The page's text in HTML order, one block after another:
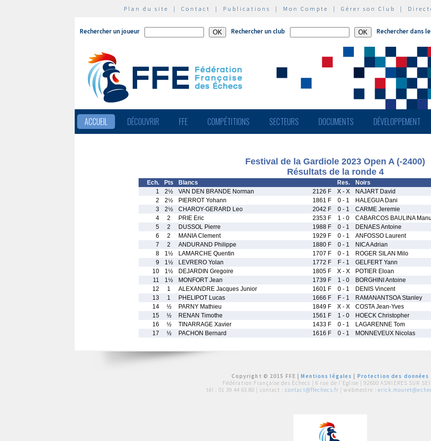
Plan du site | Contact | Publications | Mon Compte | Gérer son Club |
Rechercher un joueur Rechercher un club Rechercher dans
ACCUEIL DÉCOUVRIR FFE COMPÉTITIONS SECTEURS DOCUMENTS DÉVELOPPEMENT
Festival de la Gardiole 2023 Open A (-2400)
Résultats de la ronde 4
Ech. Pts Blancs Res. Noirs
1
2½ VAN DEN BRANDE Norman 2126 F X - X NAJART David
2
2½ PIERROT Yohann 1861 F 0 - 1 HALEGUA Dani
3
2½ CHAROY-GERARD Leo 2042 F 0 - 1 CARME Jeremie
4
2 PRIE Eric 2353 F 1 - 0 CABARCOS BAULINA
5
2 DUSSOL Pierre 1988 F 0 - 1 DENAES Antoine
6
2 MANIA Clement 1929 F 0 - 1 ANFOSSO Laurent
7
2 ANDURAND Philippe 1880 F 0 - 1 NICA Adrian
8
1½ LAMARCHE Quentin 1707 F 0 - 1 ROGER SILAN Milo
9
1½ LEVRERO Yolan 1772 F F - 1 GELFERT Yann
10
1½ DEJARDIN Gregoire 1805 F X - X POTIER Eloan
11
1½ MONFORT Jean 1739 F 1 - 0 BORGHINI Antoine
12
1 ALEXANDRE Jacques Junior 1601 F 0 - 1 DENIS Vincent
13
1 PHELIPOT Lucas 1666 F F - 1 RAMANANTSOA Stanley
14
½ PARNY Mathieu 1849 F X - X COSTA Jean-Yves
15
½ RENAN Timothe 1561 F 1 - 0 HOECK Christopher
16
½ TINARRAGE Xavier 1433 F 0 - 1 LAGARENNE Tom
17
½ PACHON Bernard 1616 F 0 - 1 MONNEVEUX Nicolas
Copyright © 2015 FFE |Mentions légales
Protection des données
Fédération Française des Echecs | 6 rue de l'Eglise | 92600 ASNIERES SUR
tél : 01 39 44 65 80 | contact : contact@ffechecs.fr | webmestre :